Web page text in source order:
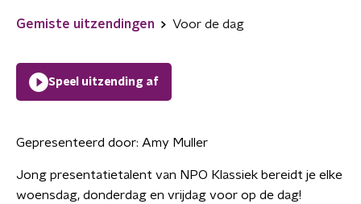
Gemiste uitzendingen Voor de dag
Speel uitzending af
Gepresenteerd door: Amy Muller
Jong presentatietalent van NPO Klassiek bereidt je elke
woensdag, donderdag en vrijdag voor op de dag!